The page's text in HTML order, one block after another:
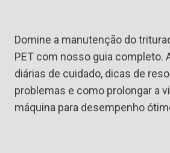
Domine a manutenção do
PET com nosso guia completo.
diárias de cuidado, dicas de
problemas e como prolongar a
máquina para desempenho